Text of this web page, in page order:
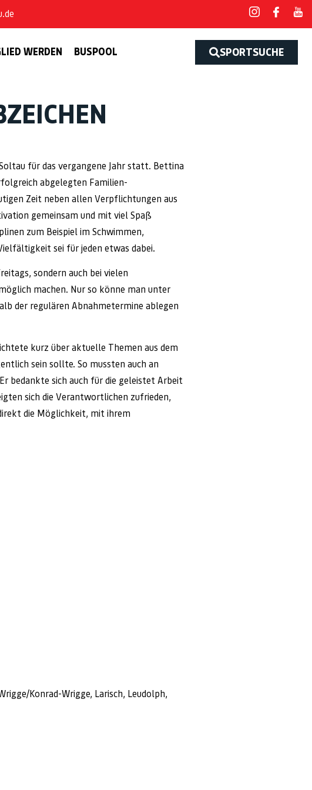
WERDEN
BUSPOOL
SPORTSUCHE
für das vergangene Jahr statt. Bettina
abgelegten Familien-
Zeit neben allen Verpflichtungen aus
gemeinsam und mit viel Spaß
zum Beispiel im Schwimmen,
sei für jeden etwas dabei.
sondern auch bei vielen
machen. Nur so könne man unter
der regulären Abnahmetermine ablegen
kurz über aktuelle Themen aus dem
sein sollte. So mussten auch an
bedankte sich auch für die geleistet Arbeit
sich die Verantwortlichen zufrieden,
die Möglichkeit, mit ihrem
Konrad-Wrigge, Larisch, Leudolph,